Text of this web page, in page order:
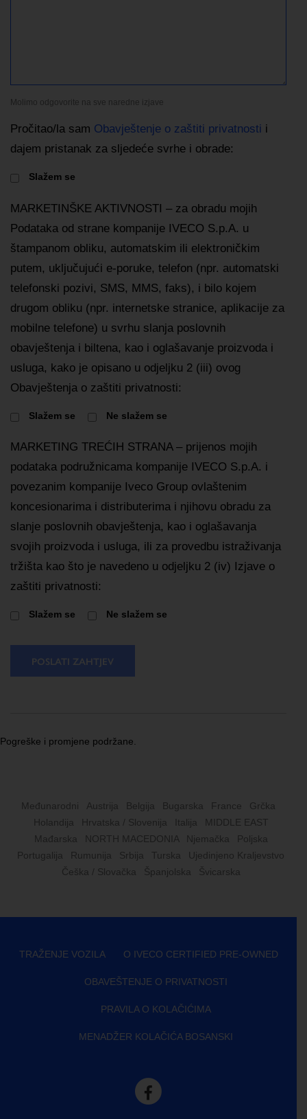
Molimo odgovorite na sve naredne izjave
Pročitao/la sam Obavještenje o zaštiti privatnosti i
dajem pristanak za sljedeće svrhe i obrade:
Slažem se
MARKETINŠKE AKTIVNOSTI – za obradu mojih
Podataka od strane kompanije IVECO S.p.A. u
štampanom obliku, automatskim ili elektroničkim
putem, uključujući e-poruke, telefon (npr. automatski
telefonski pozivi, SMS, MMS, faks), i bilo kojem
drugom obliku (npr. internetske stranice, aplikacije za
mobilne telefone) u svrhu slanja poslovnih
obavještenja i biltena, kao i oglašavanje proizvoda i
usluga, kako je opisano u odjeljku 2 (iii) ovog
Obavještenja o zaštiti privatnosti:
Slažem se Ne slažem se
MARKETING TREĆIH STRANA – prijenos mojih
podataka podružnicama kompanije IVECO S.p.A. i
povezanim kompanije Iveco Group ovlaštenim
koncesionarima i distributerima i njihovu obradu za
slanje poslovnih obavještenja, kao i oglašavanja
svojih proizvoda i usluga, ili za provedbu istraživanja
tržišta kao što je navedeno u odjeljku 2 (iv) Izjave o
zaštiti privatnosti:
Slažem se Ne slažem se
POSLATI ZAHTJEV
Pogreške i promjene podržane.
Međunarodni Austrija Belgija Bugarska France
Grčka
Holandija
Hrvatska / Slovenija Italija
MIDDLE EAST
Mađarska
NORTH MACEDONIA Njemačka
Poljska
Portugalija
Rumunija Srbija Turska
Ujedinjeno Kraljevstvo
Češka / Slovačka
Španjolska Švicarska
TRAŽENJE VOZILA O IVECO CERTIFIED PRE-OWNED
OBAVEŠTENJE O PRIVATNOSTI
PRAVILA O KOLAČIĆIMA
MENADŽER KOLAČIĆA BOSANSKI